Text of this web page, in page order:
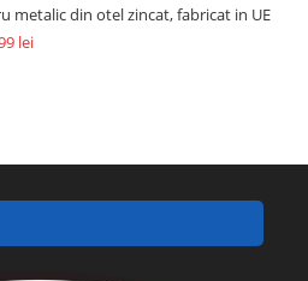
metalic din otel zincat, fabricat in UE
lei